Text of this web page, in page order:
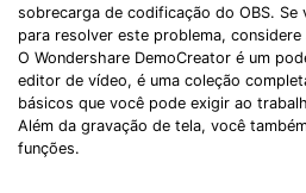
sobrecarga de codificação do OBS.
para resolver este problema,
O Wondershare DemoCreator é um
editor de vídeo, é uma coleção
básicos que você pode exigir ao
Além da gravação de tela, você
funções.